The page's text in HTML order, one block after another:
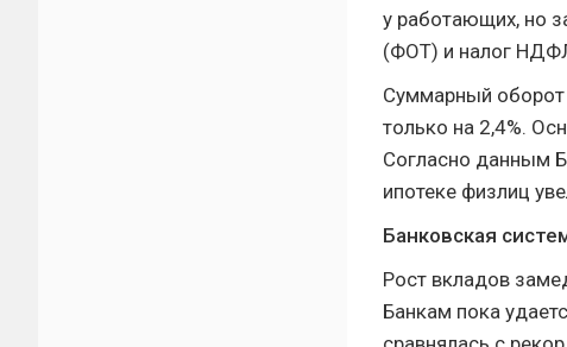
у работающих, но
(ФОТ) и налог
Суммарный оборот
только на 2,4%.
Согласно данным
ипотеке физлиц
Банковская
Рост вкладов
Банкам пока